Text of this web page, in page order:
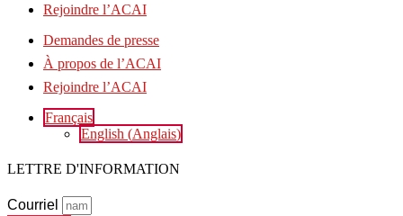
Rejoindre l’ACAI
Demandes de presse
À propos de l’ACAI
Rejoindre l’ACAI
Français
English (Anglais)
LETTRE D'INFORMATION
Courriel